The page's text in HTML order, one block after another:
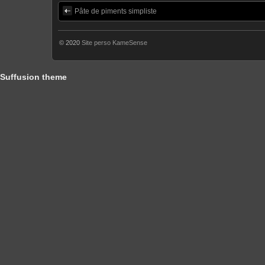
Pâte de piments simpliste
© 2020 Site perso KameSense
Suffusion theme